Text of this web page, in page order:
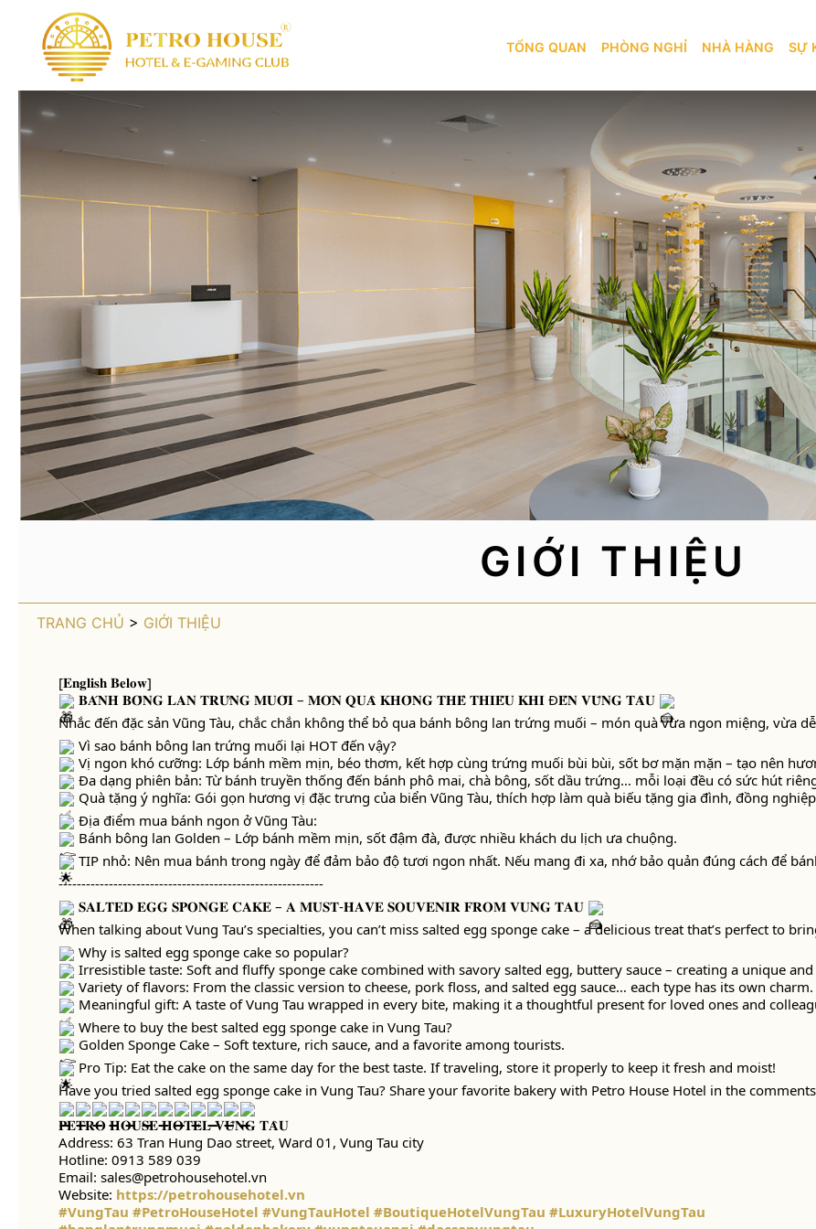
TỔNG QUAN PHÒNG NGHỈ NHÀ HÀNG SỰ
GIỚI THIỆU
TRANG CHỦ > GIỚI THIỆU
[𝐄𝐧𝐠𝐥𝐢𝐬𝐡 𝐁𝐞𝐥𝐨𝐰]
𝐁𝐀́𝐍𝐇 𝐁𝐎̂𝐍𝐆 𝐋𝐀𝐍 𝐓𝐑𝐔̛́𝐍𝐆 𝐌𝐔𝐎̂́𝐈 – 𝐌𝐎́𝐍 𝐐𝐔𝐀̀ 𝐊𝐇𝐎̂𝐍𝐆 𝐓𝐇𝐄̂̉ 𝐓𝐇𝐈𝐄̂́𝐔 𝐊𝐇𝐈 Đ𝐄̂́𝐍 𝐕𝐔̃𝐍𝐆 𝐓𝐀̀𝐔
Nhắc đến đặc sản Vũng Tàu, chắc chắn không thể bỏ qua bánh bông lan trứng muối – món quà vừa ngon miệng, vừa
Vì sao bánh bông lan trứng muối lại HOT đến vậy?
Vị ngon khó cưỡng: Lớp bánh mềm mịn, béo thơm, kết hợp cùng trứng muối bùi bùi, sốt bơ mặn mặn – tạo nên
Đa dạng phiên bản: Từ bánh truyền thống đến bánh phô mai, chà bông, sốt dầu trứng… mỗi loại đều có sức hút
Quà tặng ý nghĩa: Gói gọn hương vị đặc trưng của biển Vũng Tàu, thích hợp làm quà biếu tặng gia đình, đồng
Địa điểm mua bánh ngon ở Vũng Tàu:
Bánh bông lan Golden – Lớp bánh mềm mịn, sốt đậm đà, được nhiều khách du lịch ưa chuộng.
TIP nhỏ: Nên mua bánh trong ngày để đảm bảo độ tươi ngon nhất. Nếu mang đi xa, nhớ bảo quản đúng cách để
----------------------------------------------------------
𝐒𝐀𝐋𝐓𝐄𝐃 𝐄𝐆𝐆 𝐒𝐏𝐎𝐍𝐆𝐄 𝐂𝐀𝐊𝐄 – 𝐀 𝐌𝐔𝐒𝐓-𝐇𝐀𝐕𝐄 𝐒𝐎𝐔𝐕𝐄𝐍𝐈𝐑 𝐅𝐑𝐎𝐌 𝐕𝐔𝐍𝐆 𝐓𝐀𝐔
When talking about Vung Tau’s specialties, you can’t miss salted egg sponge cake – a delicious treat that’s perfect to
Why is salted egg sponge cake so popular?
Irresistible taste: Soft and fluffy sponge cake combined with savory salted egg, buttery sauce – creating a unique
Variety of flavors: From the classic version to cheese, pork floss, and salted egg sauce… each type has its own charm.
Meaningful gift: A taste of Vung Tau wrapped in every bite, making it a thoughtful present for loved ones and
Where to buy the best salted egg sponge cake in Vung Tau?
Golden Sponge Cake – Soft texture, rich sauce, and a favorite among tourists.
Pro Tip: Eat the cake on the same day for the best taste. If traveling, store it properly to keep it fresh and moist!
Have you tried salted egg sponge cake in Vung Tau? Share your favorite bakery with Petro House Hotel in the
𝐏𝐄𝐓𝐑𝐎 𝐇𝐎𝐔𝐒𝐄 𝐇𝐎𝐓𝐄𝐋 𝐕𝐔̃𝐍𝐆 𝐓𝐀̀𝐔
Address: 63 Tran Hung Dao street, Ward 01, Vung Tau city
Hotline: 0913 589 039
Email: sales@petrohousehotel.vn
Website: https://petrohousehotel.vn
#VungTau #PetroHouseHotel #VungTauHotel #BoutiqueHotelVungTau #LuxuryHotelVungTau
KHÁM PHÁ
PHÒNG NGHỈ
BASIL RESTAURANT
SAMBAL BEER
SỰ KIỆN
DỊCH VỤ
CÂU LẠC BỘ TRÒ CHƠI MONACO CLUB
KHUYẾN MÃI
GIỚI THIỆU
BLOG
LIÊN HỆ
TUYỂN DỤNG